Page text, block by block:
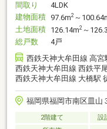
間取り
4LDK
建物面積 97.6m2 ～
土地面積 126.14m2 ～
総戸数
4戸
西鉄天神大牟田線 高
西鉄天神大牟田線 西鉄平
西鉄天神大牟田線 大橋駅
福岡県福岡市南区皿山
2階建て 設